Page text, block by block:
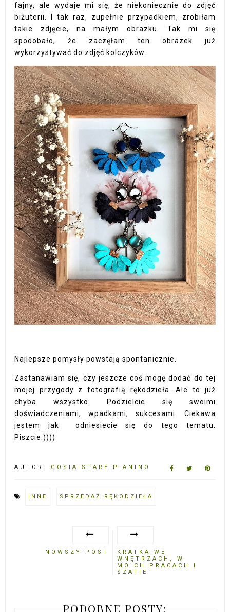
fajny, ale wydaje mi się, że niekoniecznie do zdjęć
biżuterii. I tak raz, zupełnie przypadkiem, zrobiłam
takie zdjęcie, na małym obrazku. Tak mi się
spodobało, że zaczęłam ten obrazek już
wykorzystywać do zdjęć kolczyków.
Najlepsze pomysły powstają spontanicznie.
Zastanawiam się, czy jeszcze coś mogę dodać do tej
mojej przygody z fotografią rękodzieła. Ale to już
chyba wszystko. Podzielcie się swoimi
doświadczeniami, wpadkami, sukcesami. Ciekawa
jestem jak odniesiecie się do tego tematu.
Piszcie:))))
AUTOR: GOSIA-STARE PIANINO
INNE SPRZEDAŻ RĘKODZIEŁA
NOWSZY POST
KRATKA WE
WNĘTRZACH, W
MOICH PRACACH I
SZAFIE
PODOBNE POSTY: